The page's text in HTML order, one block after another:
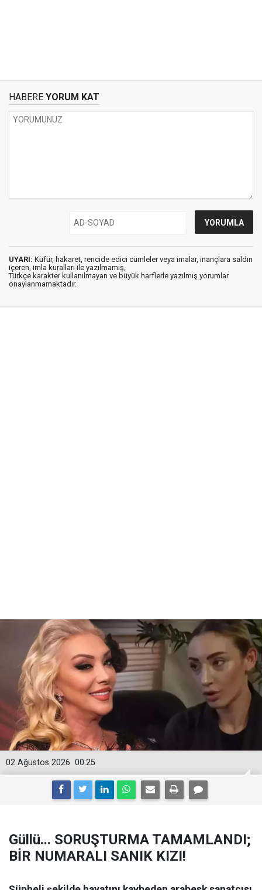
HABERE YORUM KAT
UYARI: Küfür, hakaret, rencide edici cümleler veya imalar, inançlara saldırı
içeren, imla kuralları ile yazılmamış,
Türkçe karakter kullanılmayan ve büyük harflerle yazılmış yorumlar
onaylanmamaktadır.
00:25
02 Ağustos 2026
Güllü... SORUŞTURMA TAMAMLANDI;
BİR NUMARALI SANIK KIZI!